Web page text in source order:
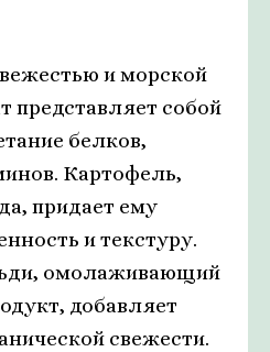
и морской
представляет собой
белков,
Картофель,
придает ему
и текстуру.
омолаживающий
добавляет
свежести.